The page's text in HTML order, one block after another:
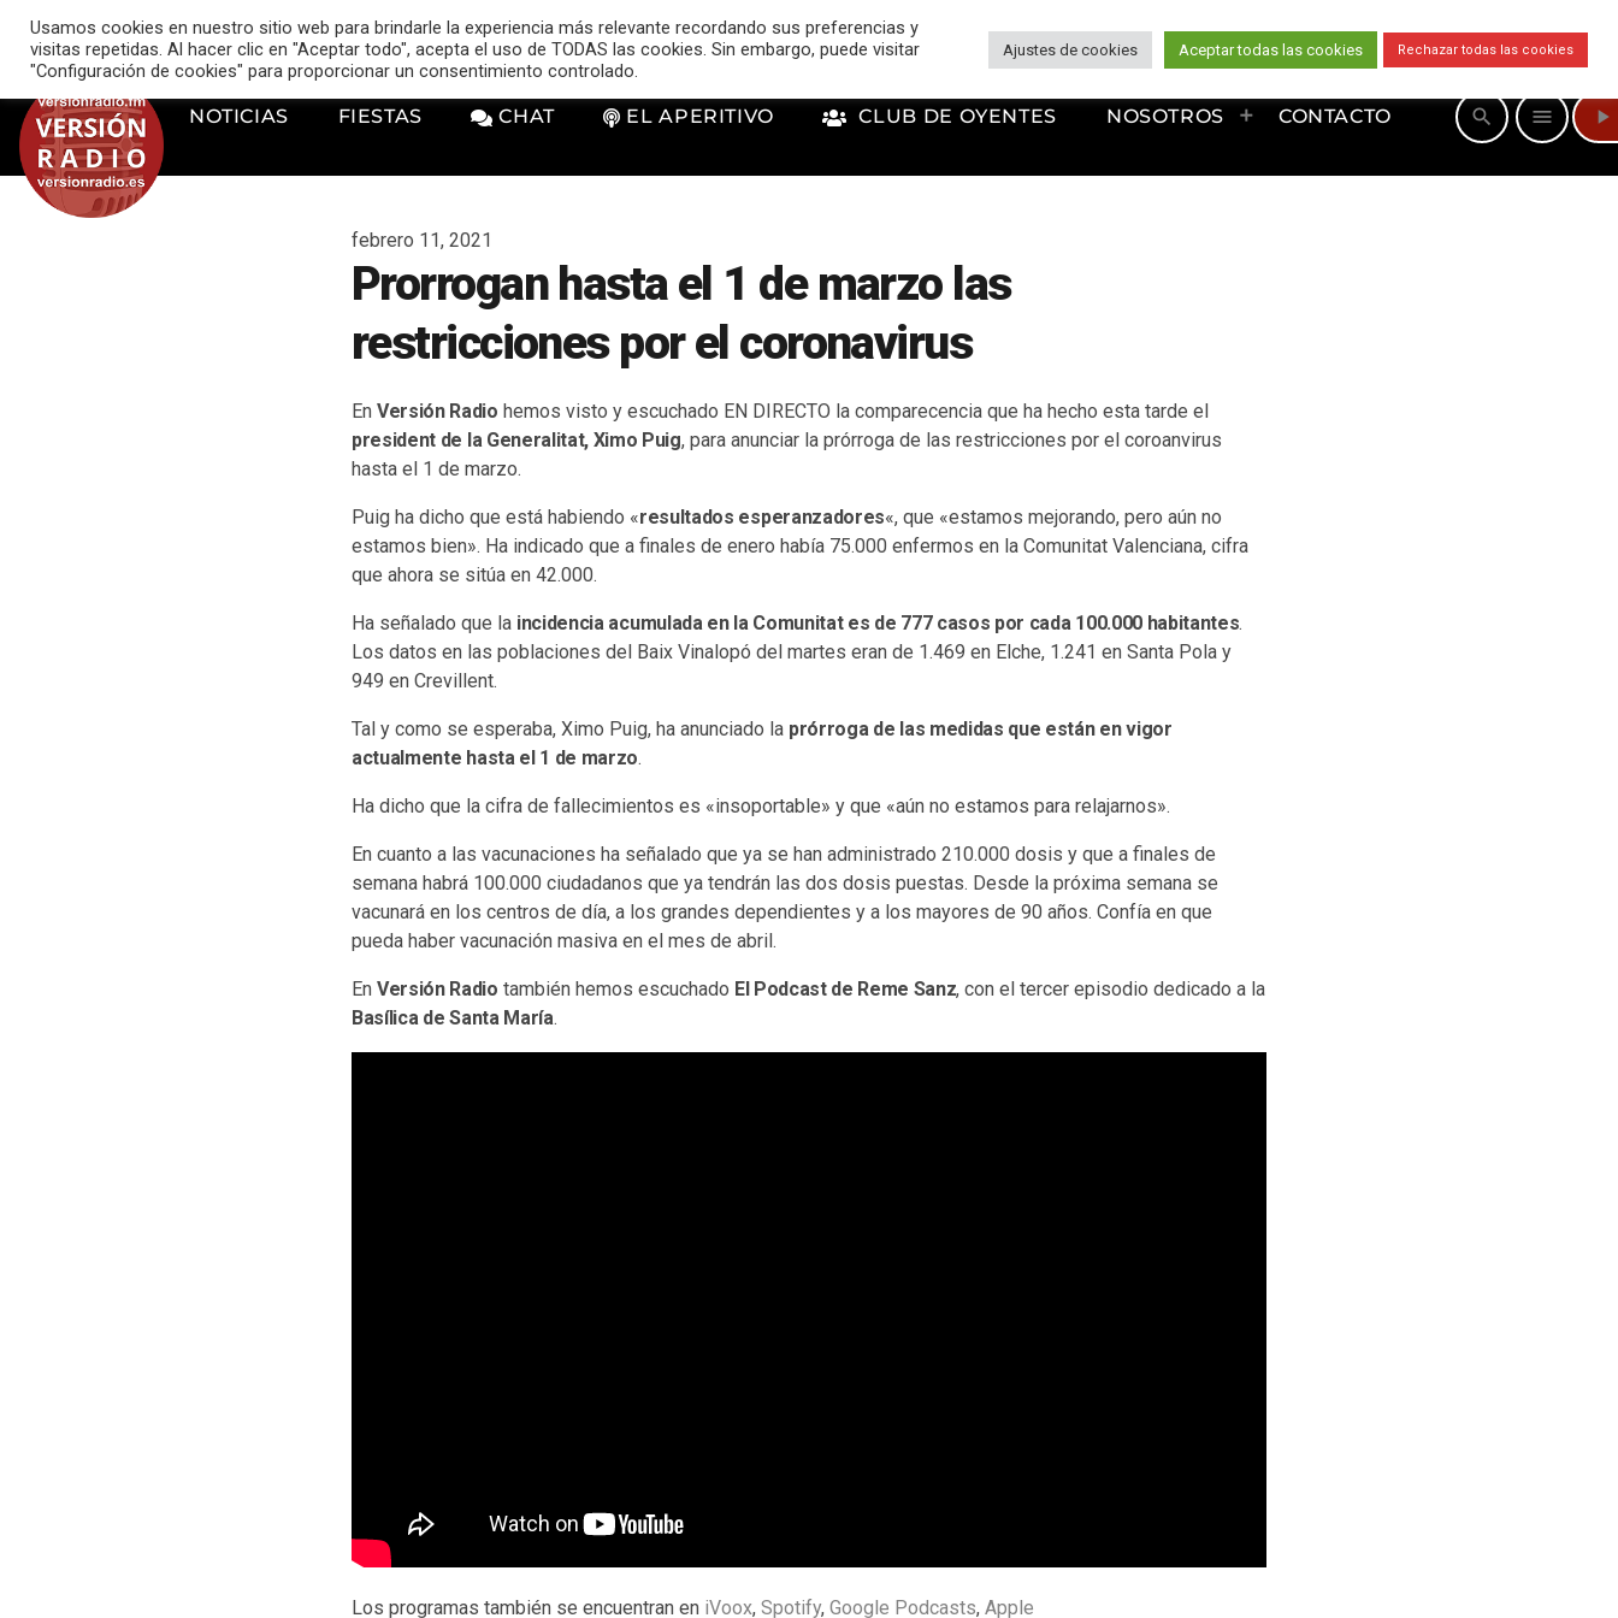
music_note VERSIÓN RADIO
NOTICIAS FIESTAS CHAT EL APERITIVO CLUB DE OYENTES NOSOTROS CONTACTO search menu play_arrow
febrero 11, 2021
Prorrogan hasta el 1 de marzo las
restricciones por el coronavirus
En Versión Radio hemos visto y escuchado EN DIRECTO la comparecencia que ha hecho esta tarde el
president de la Generalitat, Ximo Puig, para anunciar la prórroga de las restricciones por el coroanvirus
hasta el 1 de marzo.
Puig ha dicho que está habiendo «resultados esperanzadores«, que «estamos mejorando, pero aún no
estamos bien». Ha indicado que a finales de enero había 75.000 enfermos en la Comunitat Valenciana, cifra
que ahora se sitúa en 42.000.
Ha señalado que la incidencia acumulada en la Comunitat es de 777 casos por cada 100.000 habitantes.
Los datos en las poblaciones del Baix Vinalopó del martes eran de 1.469 en Elche, 1.241 en Santa Pola y
949 en Crevillent.
Tal y como se esperaba, Ximo Puig, ha anunciado la prórroga de las medidas que están en vigor
actualmente hasta el 1 de marzo.
Ha dicho que la cifra de fallecimientos es «insoportable» y que «aún no estamos para relajarnos».
En cuanto a las vacunaciones ha señalado que ya se han administrado 210.000 dosis y que a finales de
semana habrá 100.000 ciudadanos que ya tendrán las dos dosis puestas. Desde la próxima semana se
vacunará en los centros de día, a los grandes dependientes y a los mayores de 90 años. Confía en que
pueda haber vacunación masiva en el mes de abril.
En Versión Radio también hemos escuchado El Podcast de Reme Sanz, con el tercer episodio dedicado a la
Basílica de Santa María.
Los programas también se encuentran en iVoox, Spotify, Google Podcasts, Apple
Usamos cookies en nuestro sitio web para brindarle la experiencia más relevante recordando sus preferencias y
visitas repetidas. Al hacer clic en "Aceptar todo", acepta el uso de TODAS las cookies. Sin embargo, puede visitar
"Configuración de cookies" para proporcionar un consentimiento controlado.
Ajustes de cookies Aceptar todas las cookies Rechazar todas las cookies